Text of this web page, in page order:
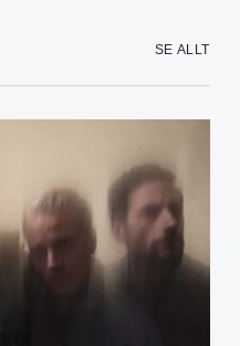
SE ALLT